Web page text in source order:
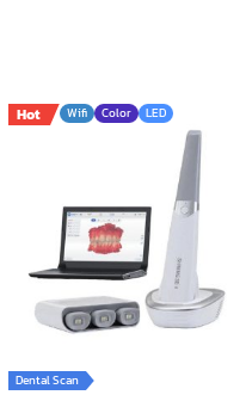
Hot Wifi Color LED
Dental Scan